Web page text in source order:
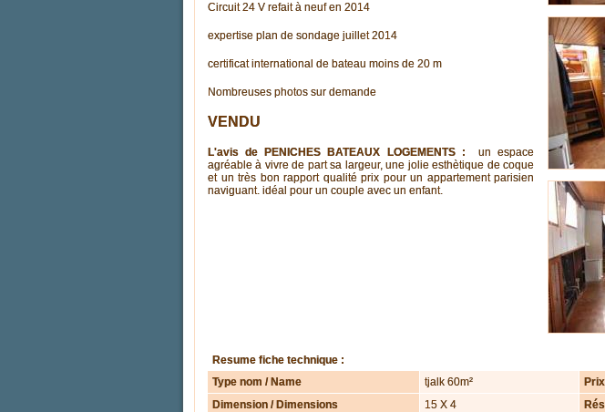
Circuit 24 V refait à neuf en 2014
expertise plan de sondage juillet 2014
certificat international de bateau moins de 20 m
Nombreuses photos sur demande
VENDU
L'avis de PENICHES BATEAUX LOGEMENTS :
un espace
agréable à vivre de part sa largeur, une jolie esthètique de coque
et un très bon rapport qualité prix pour un appartement parisien
naviguant. idéal pour un couple avec un enfant.
Resume fiche technique :
Type nom / Name
tjalk 60m²
Dimension / Dimensions
15 X 4